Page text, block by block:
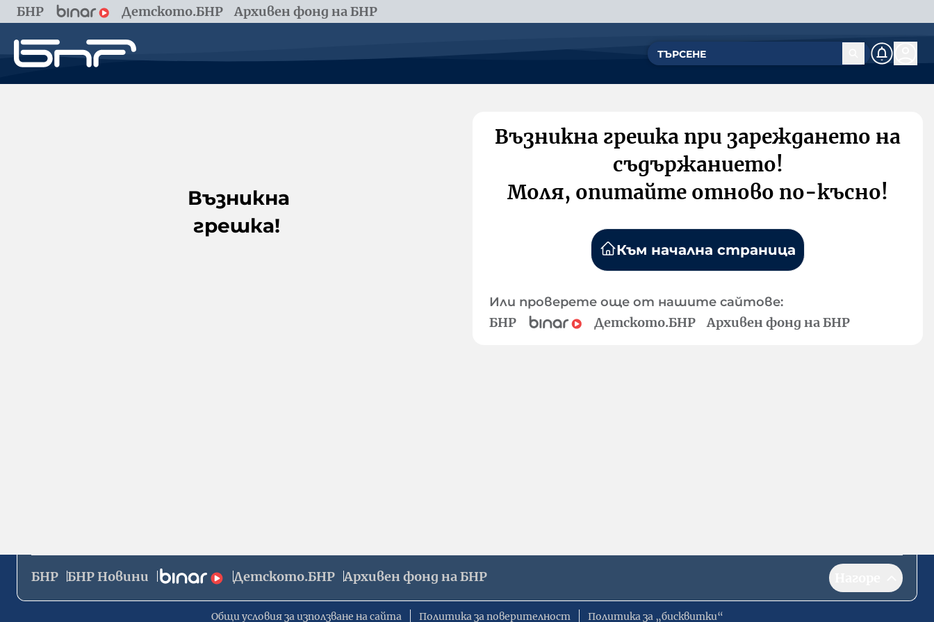
БНР Детското.БНР Архивен фонд на БНР
Възникна
грешка!
Възникна грешка при зареждането на
съдържанието!
Моля, опитайте отново по-късно!
Към начална страница
Или проверете още от нашите сайтове:
БНР Детското.БНР Архивен фонд на БНР
БНР БНР Новини Детското.БНР Архивен фонд на БНР
Общи условия за използване на сайта Политика за поверителност Политика за „бисквитки“